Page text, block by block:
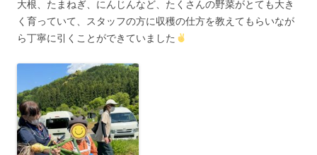
大根、たまねぎ、にんじんなど、たくさんの野菜がとても大き
く育っていて、スタッフの方に収穫の仕方を教えてもらいなが
ら丁寧に引くことができていました